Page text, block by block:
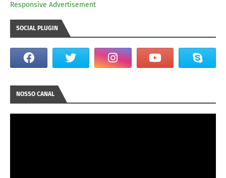
Responsive Advertisement
SOCIAL PLUGIN
NOSSO CANAL